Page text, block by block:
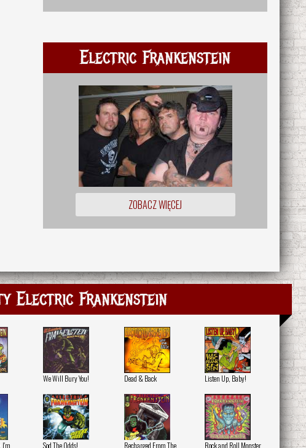
Electric Frankenstein
ZOBACZ WIĘCEJ
Electric Frankenstein
We Will Bury You! Dead & Back Listen Up, Baby!
I'm Sod The Odds! Recharged From The Rock and Roll Monster